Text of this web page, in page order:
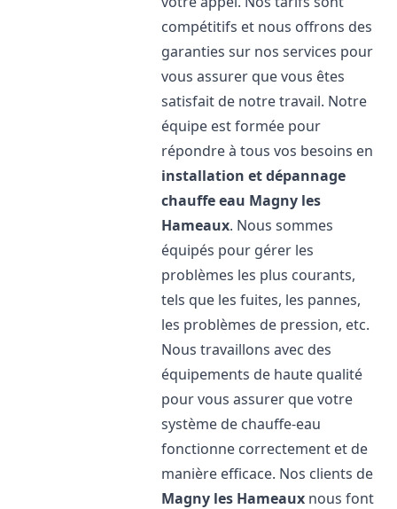
compétitifs et nous offrons des
garanties sur nos services pour
vous assurer que vous êtes
satisfait de notre travail. Notre
équipe est formée pour
répondre à tous vos besoins en
installation et dépannage
chauffe eau Magny les
Hameaux. Nous sommes
équipés pour gérer les
problèmes les plus courants,
tels que les fuites, les pannes,
les problèmes de pression, etc.
Nous travaillons avec des
équipements de haute qualité
pour vous assurer que votre
système de chauffe-eau
fonctionne correctement et de
manière efficace. Nos clients de
Magny les Hameaux nous font